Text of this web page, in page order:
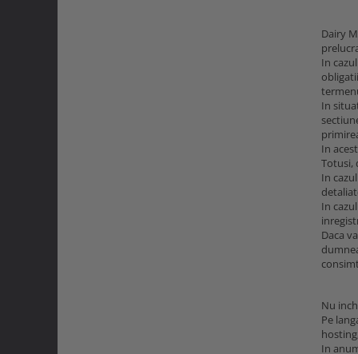
Dairy
In
In
In
Totusi,
In
In
Daca
Nu
Pe
In